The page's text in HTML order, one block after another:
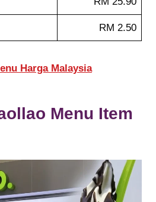
RM 2.50
Harga Malaysia
Menu Item